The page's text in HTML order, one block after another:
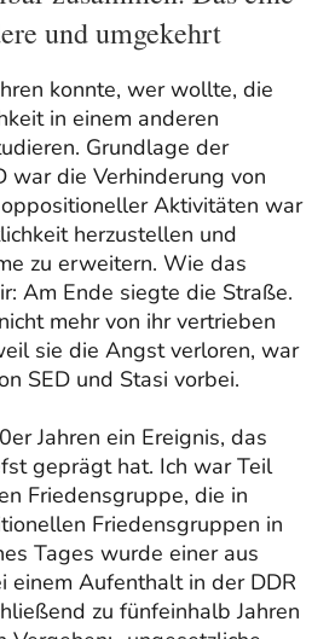
und umgekehrt
konnte, wer wollte, die
in einem anderen
Grundlage der
war die Verhinderung von
Aktivitäten war
herzustellen und
zu erweitern. Wie das
Am Ende siegte die Straße.
mehr von ihr vertrieben
sie die Angst verloren, war
SED und Stasi vorbei.
Jahren ein Ereignis, das
geprägt hat. Ich war Teil
Friedensgruppe, die in
Friedensgruppen in
Tages wurde einer aus
einem Aufenthalt in der DDR
zu fünfeinhalb Jahren